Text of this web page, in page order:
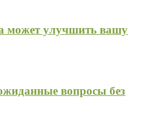
может улучшить вашу
вопросы без